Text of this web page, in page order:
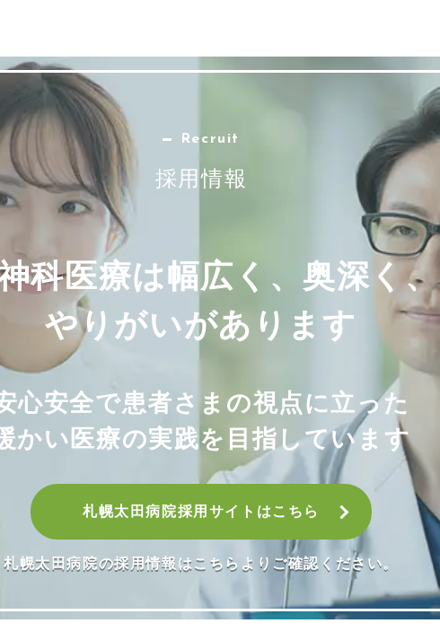
Recruit
採用情報
科医療は幅広く、奥深く、
やりがいがあります
心安全で患者さまの視点に立った
かい医療の実践を目指しています
札幌太田病院採用サイトはこちら
札幌太田病院の採用情報はこちらよりご確認ください。